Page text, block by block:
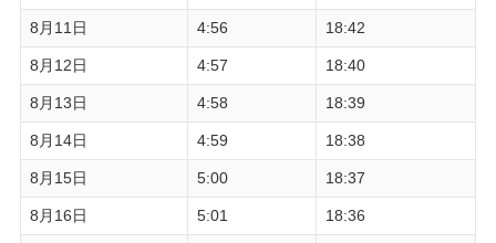
8月11日 4:56 18:42
8月12日 4:57 18:40
8月13日 4:58 18:39
8月14日 4:59 18:38
8月15日 5:00 18:37
8月16日 5:01 18:36